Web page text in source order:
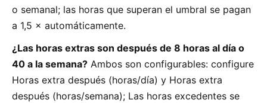
o semanal; las horas que superan el umbral se pagan
a 1,5 × automáticamente.
¿Las horas extras son después de 8 horas al día o
40 a la semana? Ambos son configurables: configure
Horas extra después (horas/día) y Horas extra
después (horas/semana); Las horas excedentes se